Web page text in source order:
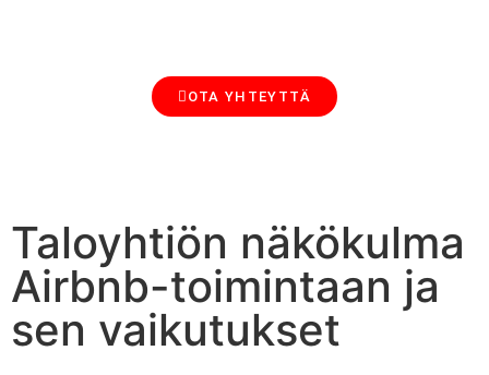
OTA YHTEYTTÄ
Taloyhtiön näkökulma
Airbnb-toimintaan ja
sen vaikutukset